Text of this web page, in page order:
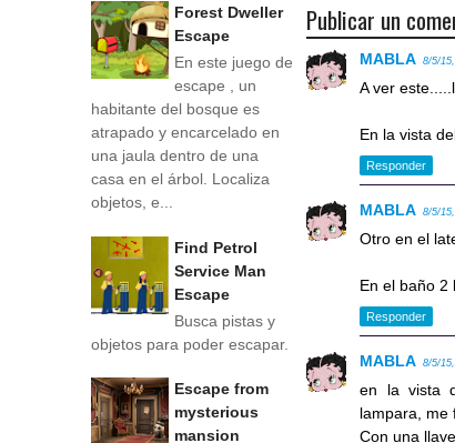
Publicar un
MABLA 8/5/
A ver
En la vista
Responder
MABLA 8/5/
Otro en el
En el baño 2
Responder
MABLA 8/5/
en la vista
lampara, me
Con una
Forest Dweller
Escape
En este juego de
escape , un
habitante del bosque es
atrapado y encarcelado en
una jaula dentro de una
casa en el árbol. Localiza
objetos, e...
Find Petrol
Service Man
Escape
Busca pistas y
objetos para poder escapar.
Escape from
mysterious
mansion